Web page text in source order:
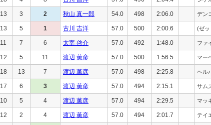
13 3 2 秋山 真一郎 54.0 498 2:06.0 デン
13 5 1 古川 吉洋 57.0 500 2:00.6 (ゼッ
11 7 6 太宰 啓介 57.0 492 1:48.0 ファ
12 5 11 渡辺 薫彦 57.0 500 1:56.5 マー
18 13 7 渡辺 薫彦 57.0 498 2:25.8 ヘル
17 6 3 渡辺 薫彦 57.0 494 2:15.1 サム
10 5 4 渡辺 薫彦 57.0 494 2:29.5 マッ
12 2 4 渡辺 薫彦 57.0 494 2:01.7 テイ